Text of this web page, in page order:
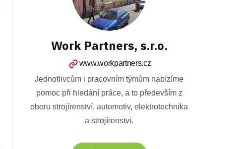
Work Partners, s.r.o.
www.workpartners.cz
Jednotlivcům i pracovním týmům nabízíme
pomoc při hledání práce, a to především z
oboru strojírenství, automotiv, elektrotechnika
a strojírenství.